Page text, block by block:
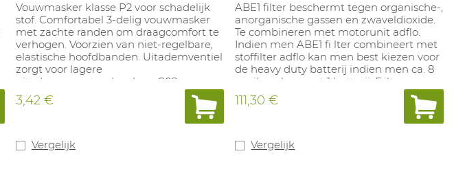
Vouwmasker klasse P2 voor schadelijk
stof. Comfortabel 3-delig vouwmasker
met zachte randen om draagcomfort te
verhogen. Voorzien van niet-regelbare,
elastische hoofdbanden. Uitademventiel
zorgt voor lagere
uitademweerstand en lage C02- en
vochtigheidsgraad in het masker.
Maskers zijn apart verpakt. NPF: 10.
materiaal in individuele p
3,42 €
Vergelijk
ABE1 filter beschermt tegen organische-,
anorganische gassen en zwaveldioxide.
Te combineren met motorunit adflo.
Indien men ABE1 fi lter combineert met
stoffilter adflo kan men best kiezen voor
de heavy duty batterij indien men ca. 8
u wil werken met 1 batterij. F ilter van
klasse 1: tot max. concentratie van 0,1 %.
111,30 €
Vergelijk